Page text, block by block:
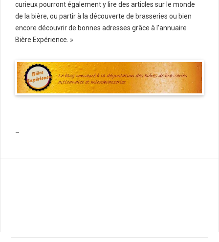
curieux pourront également y lire des articles sur le monde
de la bière, ou partir à la découverte de brasseries ou bien
encore découvrir de bonnes adresses grâce à l’annuaire
Bière Expérience. »
–